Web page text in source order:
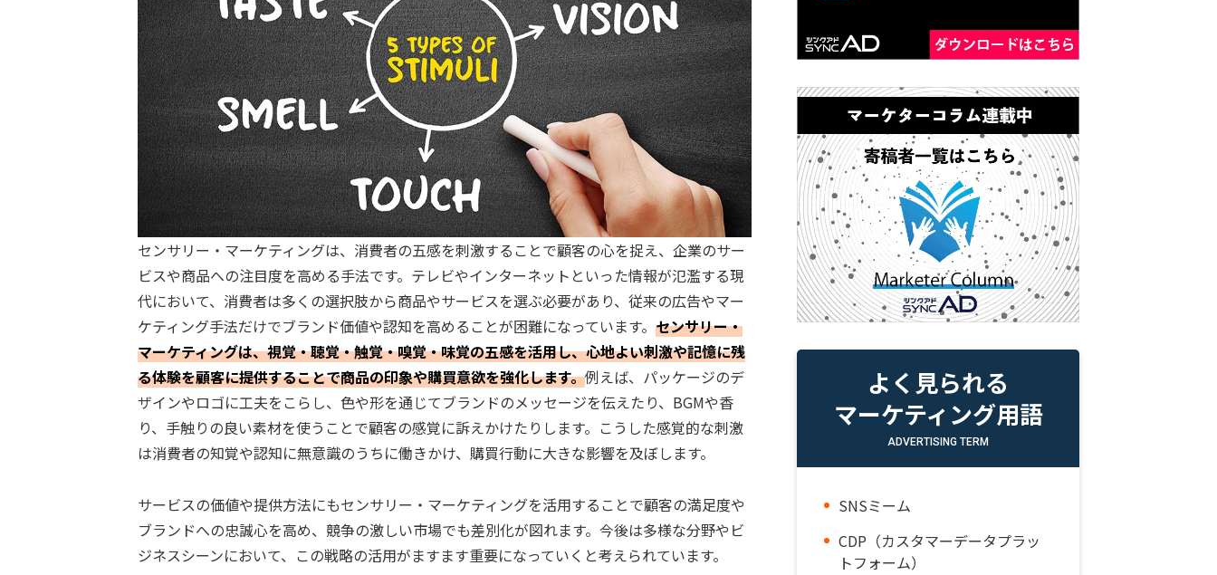
センサリー・マーケティングは、消費者の五感を刺激することで顧客の心を捉え、企業のサー
ビスや商品への注目度を高める手法です。テレビやインターネットといった情報が氾濫する現
代において、消費者は多くの選択肢から商品やサービスを選ぶ必要があり、従来の広告やマー
ケティング手法だけでブランド価値や認知を高めることが困難になっています。 センサリー・
マーケティングは、視覚・聴覚・触覚・嗅覚・味覚の五感を活用し、心地よい刺激や記憶に残
る体験を顧客に提供することで商品の印象や購買意欲を強化します。例えば、パッケージのデ
ザインやロゴに工夫をこらし、色や形を通じてブランドのメッセージを伝えたり、BGMや香
り、手触りの良い素材を使うことで顧客の感覚に訴えかけたりします。こうした感覚的な刺激
は消費者の知覚や認知に無意識のうちに働きかけ、購買行動に大きな影響を及ぼします。
サービスの価値や提供方法にもセンサリー・マーケティングを活用することで顧客の満足度や
ブランドへの忠誠心を高め、競争の激しい市場でも差別化が図れます。今後は多様な分野やビ
ジネスシーンにおいて、この戦略の活用がますます重要になっていくと考えられています。
よく見られる
マーケティング用語
ADVERTISING TERM
SNSミーム
CDP（カスタマーデータプラッ
トフォーム）